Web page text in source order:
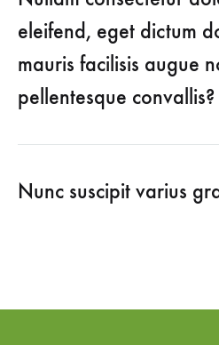
eleifend, eget dictum
mauris facilisis augue
pellentesque convallis?
Nunc suscipit varius